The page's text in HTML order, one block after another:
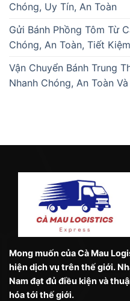
Chóng, Uy Tín, An Toàn
Gửi Bánh Phồng Tôm Từ
Chóng, An Toàn, Tiết
Vận Chuyển Bánh Trung
Nhanh Chóng, An Toàn
Mong muốn của Cà Mau
hiện dịch vụ trên thế giới.
Nam đạt đủ điều kiện và
hóa tới thế giới.